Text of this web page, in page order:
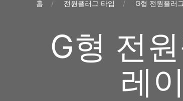
홈 전원플러그 타입 G형 전원플러그
G형 전
레